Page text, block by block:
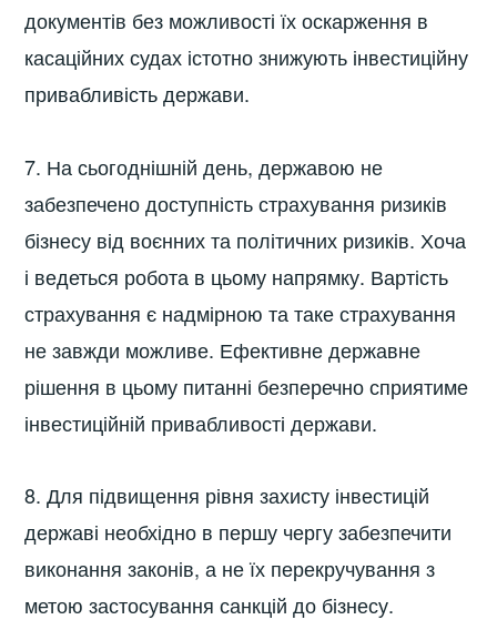
документів без можливості їх оскарження в
касаційних судах істотно знижують інвестиційну
привабливість держави.
7. На сьогоднішній день, державою не
забезпечено доступність страхування ризиків
бізнесу від воєнних та політичних ризиків. Хоча
і ведеться робота в цьому напрямку. Вартість
страхування є надмірною та таке страхування
не завжди можливе. Ефективне державне
рішення в цьому питанні безперечно сприятиме
інвестиційній привабливості держави.
8. Для підвищення рівня захисту інвестицій
державі необхідно в першу чергу забезпечити
виконання законів, а не їх перекручування з
метою застосування санкцій до бізнесу.